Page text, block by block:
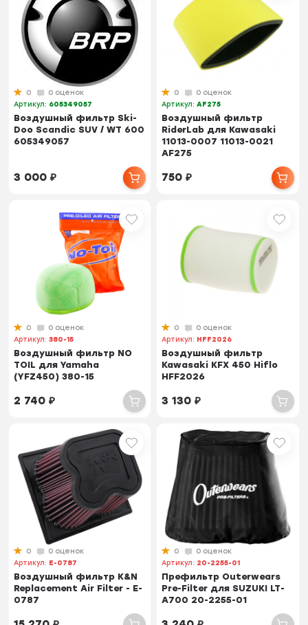
0
0 оценок
Артикул: 605349057
Воздушный фильтр Ski-
Doo Scandic SUV / WT 600
605349057
3 000₽
0
0 оценок
Артикул:AF275
Воздушный фильтр
RiderLab для Kawasaki
11013-0007 11013-0021
AF275
750₽
0
0 оценок
Артикул:380-15
Воздушный фильтр NO
TOIL для Yamaha
(YFZ450) 380-15
2 740₽
0
0 оценок
Артикул: HFF2026
Воздушный фильтр
Kawasaki KFX 450 Hiflo
HFF2026
3 130₽
0
0 оценок
Артикул: E-0787
Воздушный фильтр K&N
Replacement Air Filter - E-
0787
0
0 оценок
Артикул: 20-2255-01
Префильтр Outerwears
Pre-Filter для SUZUKI LT-
A700 20-2255-01